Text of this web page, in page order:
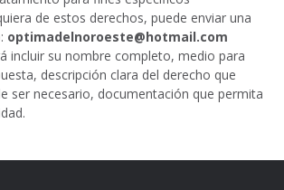
de estos derechos, puede enviar una
optimadelnoroeste@hotmail.com
incluir su nombre completo, medio para
descripción clara del derecho que
ser necesario, documentación que permita